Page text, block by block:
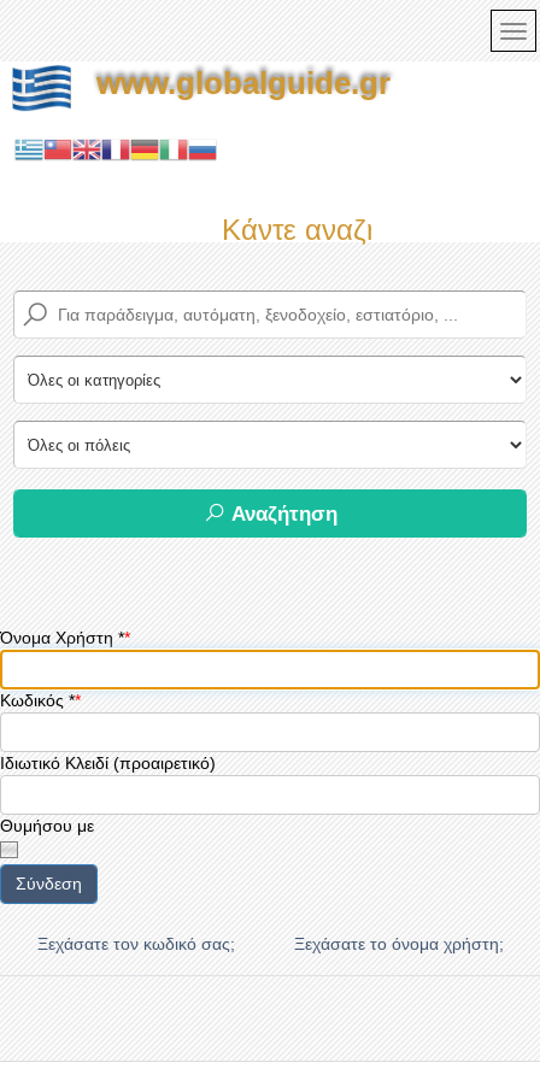
www.globalguide.gr
Κάντε αναζήτηση τώρα
Αναζήτηση
Όνομα Χρήστη *
Κωδικός*
Ιδιωτικό Κλειδί (προαιρετικό)
Θυμήσου με
Σύνδεση
Ξεχάσατε τον κωδικό σας; Ξεχάσατε το όνομα χρήστη;